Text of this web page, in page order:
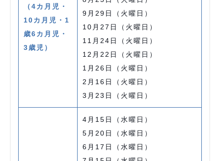
（4カ月児・
10カ月児・1
歳6カ月児・
3歳児）
9月29日（火曜日）
10月27日（火曜日）
11月24日（火曜日）
12月22日（火曜日）
1月26日（火曜日）
2月16日（火曜日）
3月23日（火曜日）
4月15日（水曜日）
5月20日（水曜日）
6月17日（水曜日）